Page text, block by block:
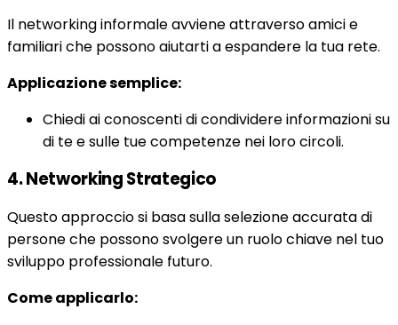
Il networking informale avviene attraverso amici e
familiari che possono aiutarti a espandere la tua rete.
Applicazione semplice:
Chiedi ai conoscenti di condividere informazioni su
di te e sulle tue competenze nei loro circoli.
4. Networking Strategico
Questo approccio si basa sulla selezione accurata di
persone che possono svolgere un ruolo chiave nel tuo
sviluppo professionale futuro.
Come applicarlo: